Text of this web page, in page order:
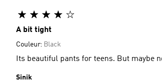
A bit tight
Couleur: Black
Its beautiful pants for teens. But maybe
Sinik